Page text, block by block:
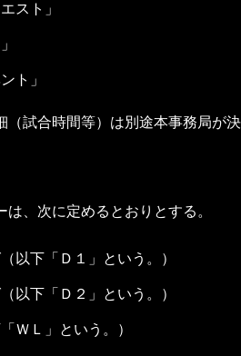
スト」
ト」
試合時間等）は別途本事務局が決
は、次に定めるとおりとする。
以下「Ｄ１」という。）
以下「Ｄ２」という。）
ＷＬ」という。）